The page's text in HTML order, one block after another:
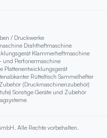
/ Druckwerke
Drahtheftmaschine
Klammerheftmaschine
und Perforiermaschine
Plattenentwicklungsgerät
Rütteltisch Sammelhefter
(Druckmaschinenzubehör)
Sonstige Geräte und Zubehör
Alle Rechte vorbehalten.